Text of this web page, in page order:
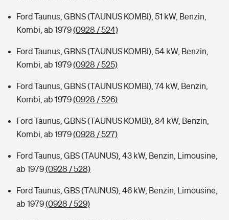
Ford Taunus, GBNS (TAUNUS KOMBI), 51 kW, Benzin,
Kombi, ab 1979(0928 / 524)
Ford Taunus, GBNS (TAUNUS KOMBI), 54 kW, Benzin,
Kombi, ab 1979(0928 / 525)
Ford Taunus, GBNS (TAUNUS KOMBI), 74 kW, Benzin,
Kombi, ab 1979(0928 / 526)
Ford Taunus, GBNS (TAUNUS KOMBI), 84 kW, Benzin,
Kombi, ab 1979(0928 / 527)
Ford Taunus, GBS (TAUNUS), 43 kW, Benzin, Limousine,
ab 1979(0928 / 528)
Ford Taunus, GBS (TAUNUS), 46 kW, Benzin, Limousine,
ab 1979(0928 / 529)